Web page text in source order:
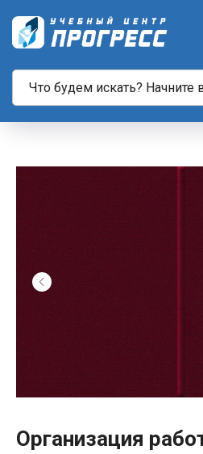
Организация